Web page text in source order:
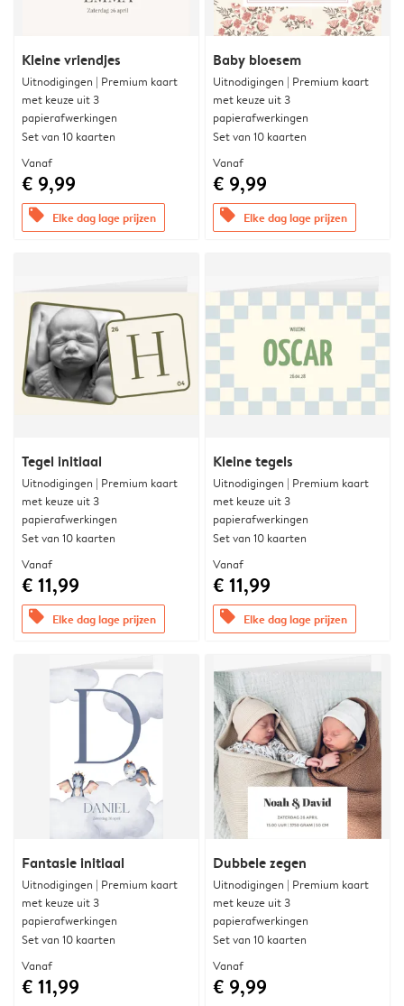
Kleine vriendjes
Uitnodigingen | Premium kaart
met keuze uit 3
papierafwerkingen
Set van 10 kaarten
Vanaf
€ 9,99
offers Elke dag lage prijzen
Baby bloesem
Uitnodigingen | Premium kaart
met keuze uit 3
papierafwerkingen
Set van 10 kaarten
Vanaf
€ 9,99
offers Elke dag lage prijzen
Tegel initiaal
Uitnodigingen | Premium kaart
met keuze uit 3
papierafwerkingen
Set van 10 kaarten
Vanaf
€ 11,99
offers Elke dag lage prijzen
Kleine tegels
Uitnodigingen | Premium kaart
met keuze uit 3
papierafwerkingen
Set van 10 kaarten
Vanaf
€ 11,99
offers Elke dag lage prijzen
Fantasie initiaal
Uitnodigingen | Premium kaart
met keuze uit 3
papierafwerkingen
Set van 10 kaarten
Vanaf
€ 11,99
Dubbele zegen
Uitnodigingen | Premium kaart
met keuze uit 3
papierafwerkingen
Set van 10 kaarten
Vanaf
€ 9,99